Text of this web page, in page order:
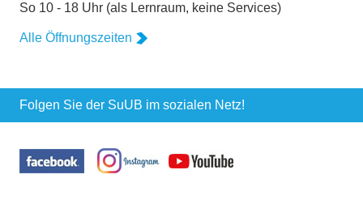
So 10 - 18 Uhr (als Lernraum, keine Services)
Alle Öffnungszeiten
Folgen Sie der SuUB im sozialen Netz!